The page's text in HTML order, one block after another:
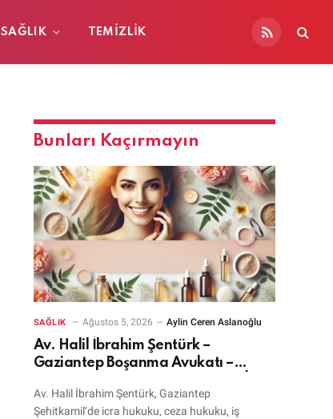
SAĞLIK TEMIZLIK
RSS
Bunları Kaçırmayın
SAĞLIK Ağustos 5, 2026 Aylin Ceren Aslanoğlu
Av. Halil İbrahim Şentürk –
Gaziantep Boşanma Avukatı –
Avukatı
Av. Halil İbrahim Şentürk, Gaziantep
Şehitkamil’de icra hukuku, ceza hukuku, iş